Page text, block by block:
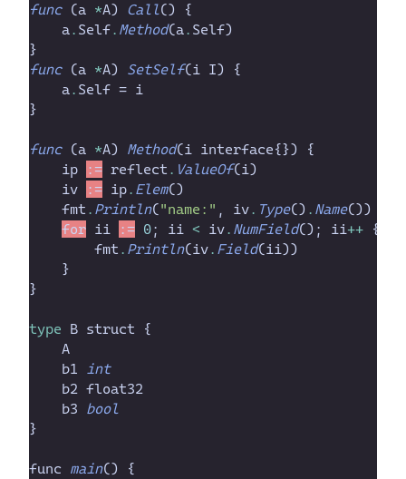
func (a *A) Call()
{
a. Self. Method(a. Self)
}
func (a *A) SetSelf(i I)
{
a. Self = i
}
func (a *A) Method(i interface{})
{
ip
:= reflect . ValueOf(i)
iv
:= ip. Elem()
fmt . Println("name: " , iv. Type() . Name())
for ii := 0; ii < iv. NumField() ; ii++ {
fmt . Println(iv. Field(ii))
}
}
type B struct
{
A
b1 int
b2 float32
b3 bool
}
func main()
{